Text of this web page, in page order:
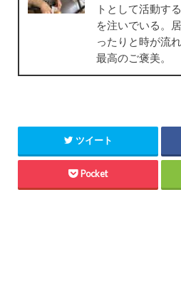
トとして活動す
を注いでいる。
ったりと時が流
最高のご褒美。
ツイート
Pocket